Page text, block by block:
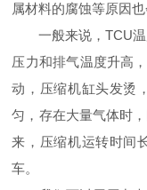
属材料的腐蚀等原因也
一般来说，TCU温
压力和排气温度升高
动，压缩机缸头发烫
匀，存在大量气体时
来，压缩机运转时间
车。